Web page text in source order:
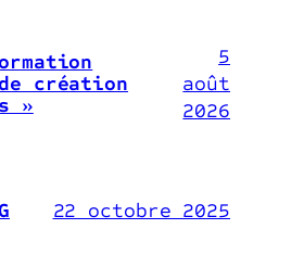
création
»
5
août
2026
22 octobre 2025